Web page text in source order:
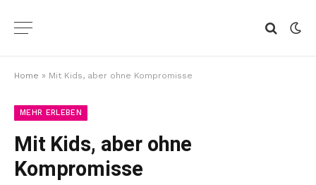
Home » Mit Kids, aber ohne Kompromisse
MEHR ERLEBEN
Mit Kids, aber ohne
Kompromisse